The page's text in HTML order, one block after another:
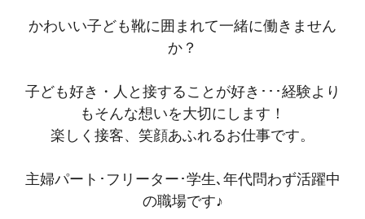
かわいい子ども靴に囲まれて一緒に働きません
か？
子ども好き・人と接することが好き･･･経験より
もそんな想いを大切にします！
楽しく接客、笑顔あふれるお仕事です。
主婦パート･フリーター･学生､年代問わず活躍中
の職場です♪